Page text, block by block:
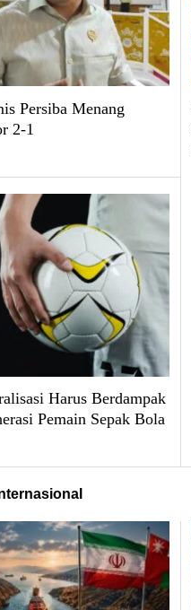
Persiba Menang
2-1
Harus Berdampak
Pemain Sepak Bola